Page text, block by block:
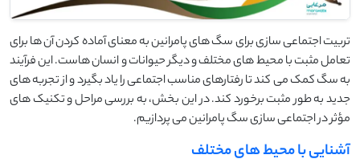
تربیت اجتماعی ‌سازی برای سگ ‌های پامرانین به معنای آماده کردن آن‌ ها برای
تعامل مثبت با محیط‌ های مختلف و دیگر حیوانات و انسان ‌هاست. این فرآیند
به سگ کمک می‌ کند تا رفتارهای مناسب اجتماعی را یاد بگیرد و از تجربه‌ های
جدید به طور مثبت برخورد کند. در این بخش، به بررسی مراحل و تکنیک ‌های
مؤثر در اجتماعی ‌سازی سگ پامرانین می ‌پردازیم.
آشنایی با محیط های مختلف